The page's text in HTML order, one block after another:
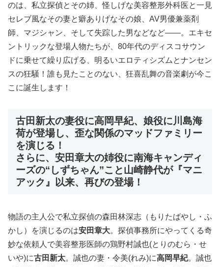
のは、私立探偵とその姉、怪しげな美容整形外科医と一見
セレブ風なその妻と癖ありげなその娘、AV男優兼薬剤
師、マジシャン、そして失踪した男などなど――。エキセ
ントリックな登場人物たちが、80年代のディスコサウン
ドに乗せて繰り広げる、明るいエロティシズムとナンセン
スの狂騒！誰も見たことのない、狂喜乱舞の音楽劇が今こ
こに誕生します！
古田新太の妻役に高岡早紀、娘役に川島海
荷が登場し、歪な関係のマッドファミリー
を演じる！
さらに、安田章大の姉役に南海キャンディ
ーズの“しずちゃん”こと山崎静代が『マニ
アック』以来、再びの登場！
物語の主人公で私立探偵の森田林深志（もりたばやし・ふ
かし）を演じるのは安田章大。探偵事務所にやってくる奇
妙な依頼人で美容整形医師の鶏野村誠也(とりのむら・せ
いや)に古田新太。誠也の妻・令美(れみ)に高岡早紀。誠也